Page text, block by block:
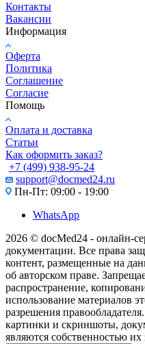
Контакты
Вакансии
Информация
Оферта
Политика
Соглашение
Согласие
Помощь
Оплата и доставка
Статьи
Как оформить заказ?
+7 (499) 938-95-24
support@docmed24.ru
Пн-Пт: 09:00 - 19:00
WhatsApp
2026 © docMed24 - онлайн-
документации. Все права
контент, размещенные на
об авторском праве.
распространение,
использование материалов
разрешения
картинки и скриншоты,
являются собственностью